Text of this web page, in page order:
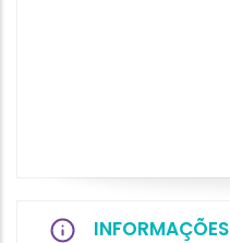
INFORMAÇÕES